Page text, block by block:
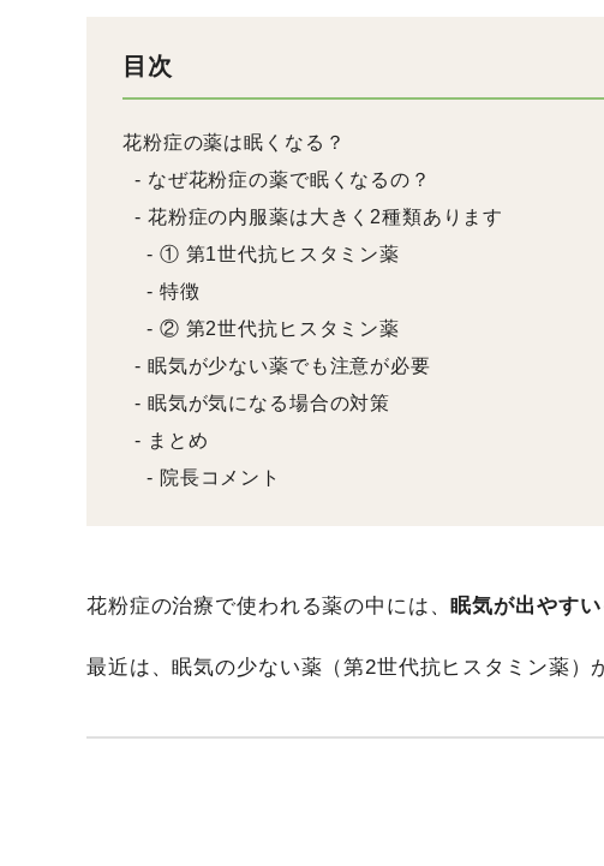
目次
花粉症の薬は眠くなる？
なぜ花粉症の薬で眠くなるの？
花粉症の内服薬は大きく2種類あります
① 第1世代抗ヒスタミン薬
特徴
② 第2世代抗ヒスタミン薬
眠気が少ない薬でも注意が必要
眠気が気になる場合の対策
まとめ
院長コメント
花粉症の治療で使われる薬の中には、 眠気が出やす
最近は、眠気の少ない薬（第2世代抗ヒスタミン薬）